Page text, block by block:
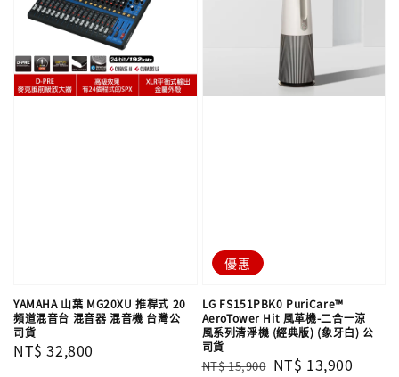
YAMAHA 山葉 MG20XU 推桿式 20
頻道混音台 混音器 混音機 台灣公
司貨
Regular
NT$ 32,800
優惠
LG FS151PBK0 PuriCare™
AeroTower Hit 風革機-二合一涼
風系列清淨機 (經典版) (象牙白) 公
司貨
Regular
NT$ 15,900 Sale
NT$ 13,900